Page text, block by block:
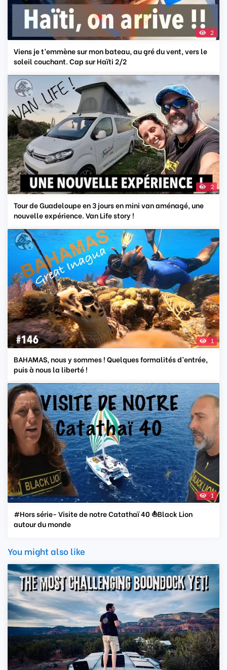
2
Viens je t’emmène sur mon bateau, au gré du vent, vers le
soleil couchant. Cap sur Haïti 2/2
2
Tour de Guadeloupe en 3 jours en mini van aménagé, une
nouvelle expérience. Van Life story !
1
BAHAMAS, nous y sommes ! Quelques formalités d’entrée,
puis à nous la liberté !
1
#Hors série- Visite de notre Catathaï 40 ⛵️Black Lion
autour du monde
You might also like